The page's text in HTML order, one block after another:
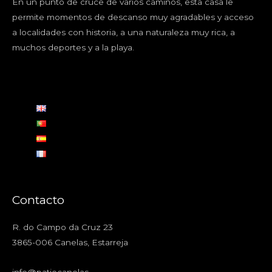
permite momentos de descanso muy agradables y acceso
a localidades con historia, a una naturaleza muy rica, a
muchos deportes y a la playa.
Contacto
R. do Campo da Cruz 23
3865-006 Canelas, Estarreja